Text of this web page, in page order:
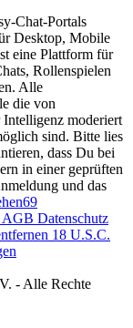
Chat-Portals
Desktop, Mobile
eine Plattform für
Rollenspielen
Alle
die von
Intelligenz moderiert
sind. Bitte lies
dass Du bei
in einer geprüften
und das
AGB Datenschutz
18 U.S.C.
- Alle Rechte